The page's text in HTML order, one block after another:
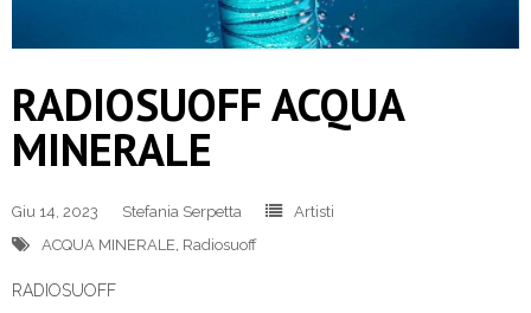
RADIOSUOFF ACQUA
MINERALE
Giu 14, 2023 Stefania Serpetta
Artisti
ACQUA MINERALE, Radiosuoff
RADIOSUOFF